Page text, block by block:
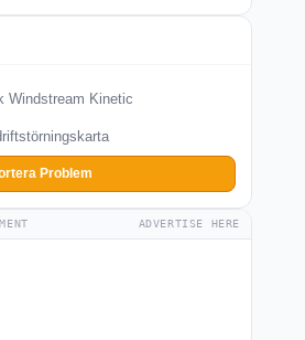
Windstream Kinetic
Problem
ADVERTISE HERE